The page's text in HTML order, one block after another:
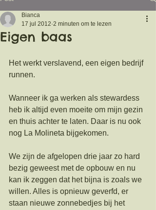
Eigen baas
Bianca
17 jul 2012 2 minuten om te lezen
Het werkt verslavend, een eigen bedrijf
runnen.
Wanneer ik ga werken als stewardess
heb ik altijd even moeite om mijn gezin
en thuis achter te laten. Daar is nu ook
nog La Molineta bijgekomen.
We zijn de afgelopen drie jaar zo hard
bezig geweest met de opbouw en nu
kan ik zeggen dat het bijna is zoals we
willen. Alles is opnieuw geverfd, er
staan nieuwe zonnebedjes bij het